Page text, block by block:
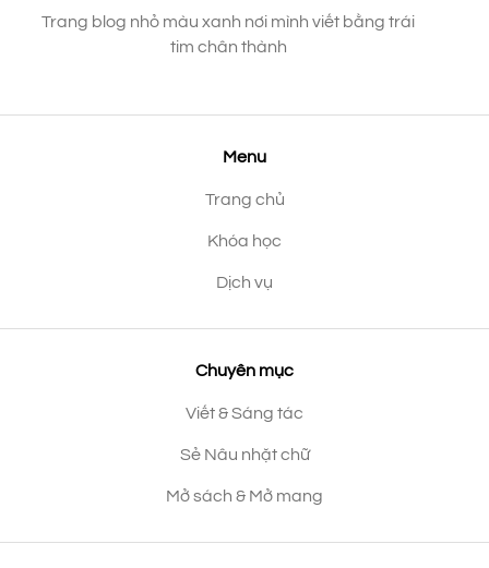
Trang blog nhỏ màu xanh nơi mình viết bằng trái
tim chân thành
Menu
Trang chủ
Khóa học
Dịch vụ
Chuyên mục
Viết & Sáng tác
Sẻ Nâu nhặt chữ
Mở sách & Mở mang